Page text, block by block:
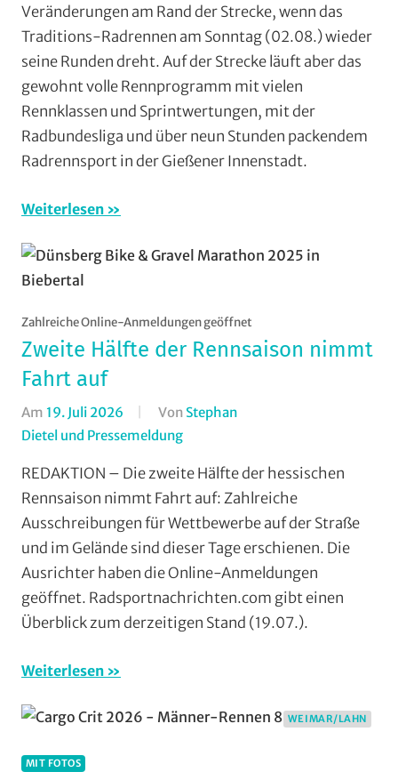
Gießen
und
Wieseck,
Rundstrecke
Strasse
Vereine ,
Wohin
Veränderungen am Rand der Strecke, wenn das
Traditions-Radrennen am Sonntag (02.08.) wieder
seine Runden dreht. Auf der Strecke läuft aber das
gewohnt volle Rennprogramm mit vielen
Rennklassen und Sprintwertungen, mit der
Radbundesliga und über neun Stunden packendem
Radrennsport in der Gießener Innenstadt.
Weiterlesen
Zahlreiche Online-Anmeldungen geöffnet
Zweite Hälfte der Rennsaison nimmt
Fahrt auf
Am 19. Juli 2026 Von Stephan
Dietel und Pressemeldung
Rodheim-
Bieber ,
Aufmacher
-
Top
News,
Bahnradsport,
Downhill,
REDAKTION – Die zweite Hälfte der hessischen
Rennsaison nimmt Fahrt auf: Zahlreiche
Ausschreibungen für Wettbewerbe auf der Straße
und im Gelände sind dieser Tage erschienen. Die
Ausrichter haben die Online-Anmeldungen
geöffnet. Radsportnachrichten.com gibt einen
Überblick zum derzeitigen Stand (19.07.).
Weiterlesen
WEIMAR/LAHN
MIT FOTOS